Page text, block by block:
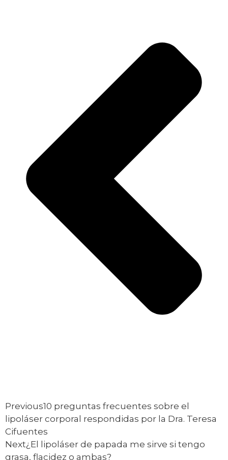
Previous10 preguntas frecuentes sobre el
lipoláser corporal respondidas por la Dra. Teresa
Cifuentes
Next¿El lipoláser de papada me sirve si tengo
grasa, flacidez o ambas?